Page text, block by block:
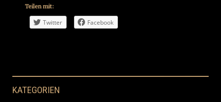
Teilen mit:
Twitter Facebook
KATEGORIEN